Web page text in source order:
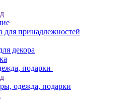
для принадлежностей
декора
подарки
одежда, подарки